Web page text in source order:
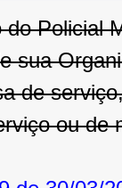
Policial
sua
de
ou de